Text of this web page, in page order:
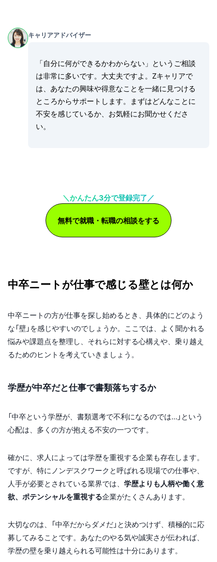
キャリアアドバイザー
「自分に何ができるかわからない」というご相談
は非常に多いです。大丈夫ですよ。Zキャリアで
は、あなたの興味や得意なことを一緒に見つける
ところからサポートします。まずはどんなことに
不安を感じているか、お気軽にお聞かせくださ
い。
＼かんたん3分で登録完了／
無料で就職・転職の相談をする
中卒ニートが仕事で感じる壁とは何か
中卒ニートの方が仕事を探し始めるとき、具体的にどのよう
な「壁」を感じやすいのでしょうか。ここでは、よく聞かれる
悩みや課題点を整理し、それらに対する心構えや、乗り越え
るためのヒントを考えていきましょう。
学歴が中卒だと仕事で書類落ちするか
「中卒という学歴が、書類選考で不利になるのでは…」という
心配は、多くの方が抱える不安の一つです。
確かに、求人によっては学歴を重視する企業も存在します。
ですが、特にノンデスクワークと呼ばれる現場での仕事や、
人手が必要とされている業界では、 学歴よりも人柄や働く意
欲、ポテンシャルを重視する企業がたくさんあります。
大切なのは、「中卒だからダメだ」と決めつけず、積極的に応
募してみることです。あなたのやる気や誠実さが伝われば、
学歴の壁を乗り越えられる可能性は十分にあります。